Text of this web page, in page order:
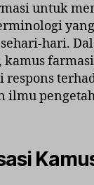
untuk
hari.
respons
ilmu